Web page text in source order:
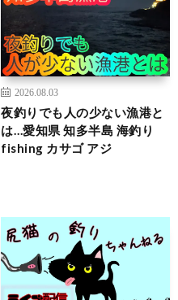
2026.08.03
夜釣りでも人の少ない漁港と
は…愛知県 知多半島 海釣り
fishing カサゴ アジ